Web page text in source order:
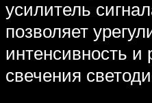
усилитель
позволяет
интенсивность и
свечения